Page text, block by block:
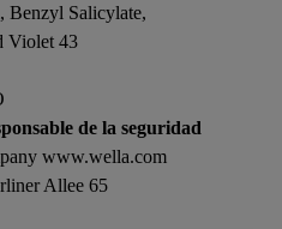
Benzyl Salicylate,
Violet 43
de la seguridad
www.wella.com
Allee 65